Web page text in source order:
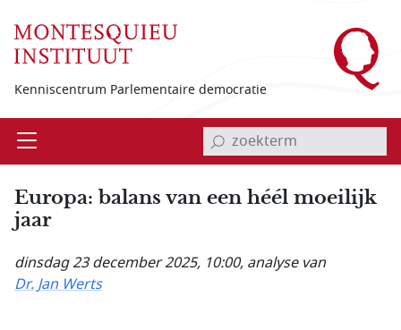
Kenniscentrum Parlementaire democratie
Open invoerveld zoekterm
Europa: balans van een héél moeilijk
jaar
dinsdag 23 december 2025, 10:00, analyse van
Dr. Jan Werts